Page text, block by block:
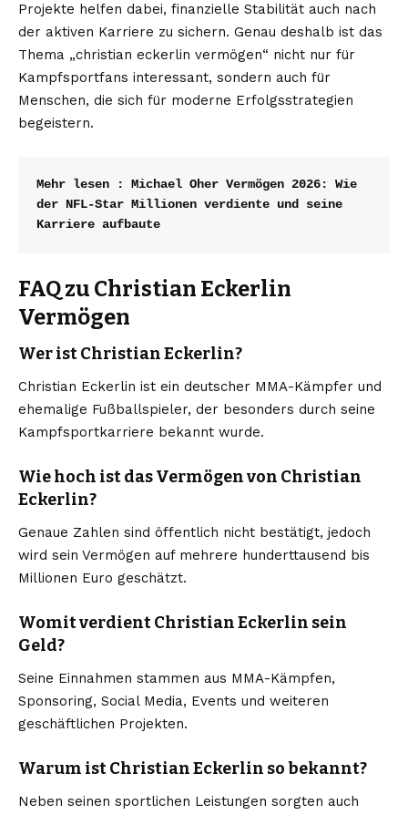
Projekte helfen dabei, finanzielle Stabilität auch nach
der aktiven Karriere zu sichern. Genau deshalb ist das
Thema „christian eckerlin vermögen“ nicht nur für
Kampfsportfans interessant, sondern auch für
Menschen, die sich für moderne Erfolgsstrategien
begeistern.
Mehr lesen : Michael Oher Vermögen 2026: Wie
der NFL-Star Millionen verdiente und seine
Karriere aufbaute
FAQ zu Christian Eckerlin
Vermögen
Wer ist Christian Eckerlin?
Christian Eckerlin ist ein deutscher MMA-Kämpfer und
ehemalige Fußballspieler, der besonders durch seine
Kampfsportkarriere bekannt wurde.
Wie hoch ist das Vermögen von Christian
Eckerlin?
Genaue Zahlen sind öffentlich nicht bestätigt, jedoch
wird sein Vermögen auf mehrere hunderttausend bis
Millionen Euro geschätzt.
Womit verdient Christian Eckerlin sein
Geld?
Seine Einnahmen stammen aus MMA-Kämpfen,
Sponsoring, Social Media, Events und weiteren
geschäftlichen Projekten.
Warum ist Christian Eckerlin so bekannt?
Neben seinen sportlichen Leistungen sorgten auch